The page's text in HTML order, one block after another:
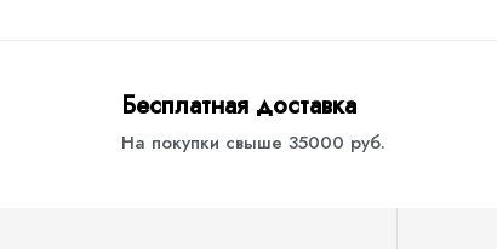
Бесплатная доставка
На покупки свыше 35000 руб.